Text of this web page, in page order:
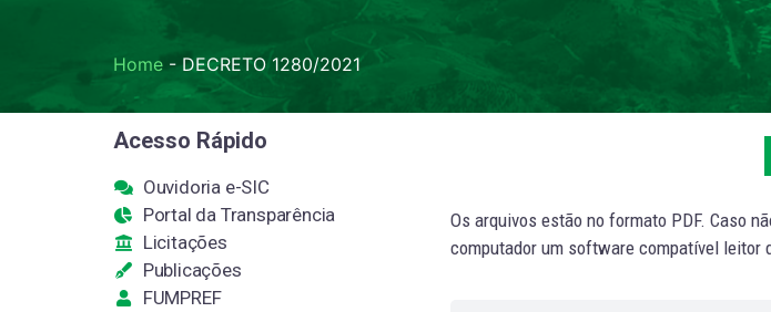
Home -DECRETO 1280/2021
Acesso Rápido
Ouvidoria e-SIC
Portal da Transparência
Licitações
Publicações
FUMPREF
Os arquivos estão no formato PDF. Caso
computador um software compatível leitor